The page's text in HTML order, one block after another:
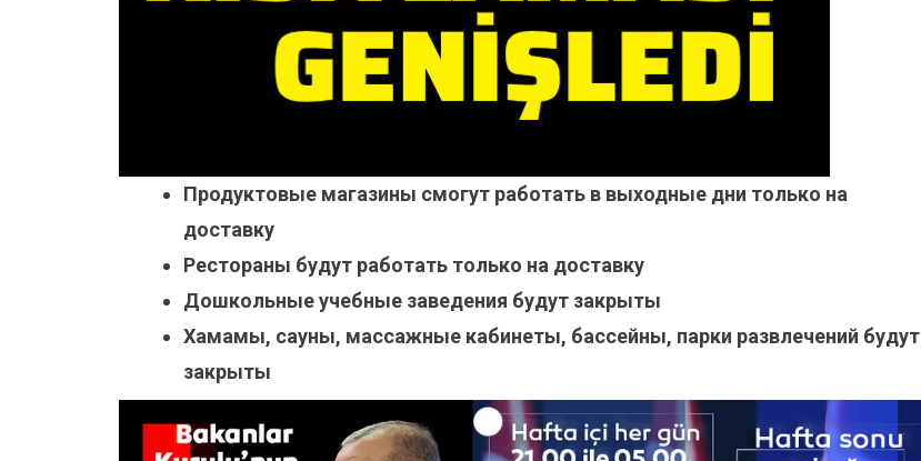
Продуктовые магазины смогут работать в выходные дни только на
доставку
Рестораны будут работать только на доставку
Дошкольные учебные заведения будут закрыты
Хамамы, сауны, массажные кабинеты, бассейны, парки развлечений будут
закрыты